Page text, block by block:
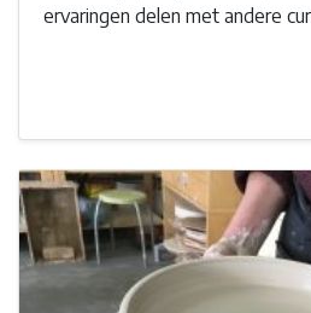
ervaringen delen met andere